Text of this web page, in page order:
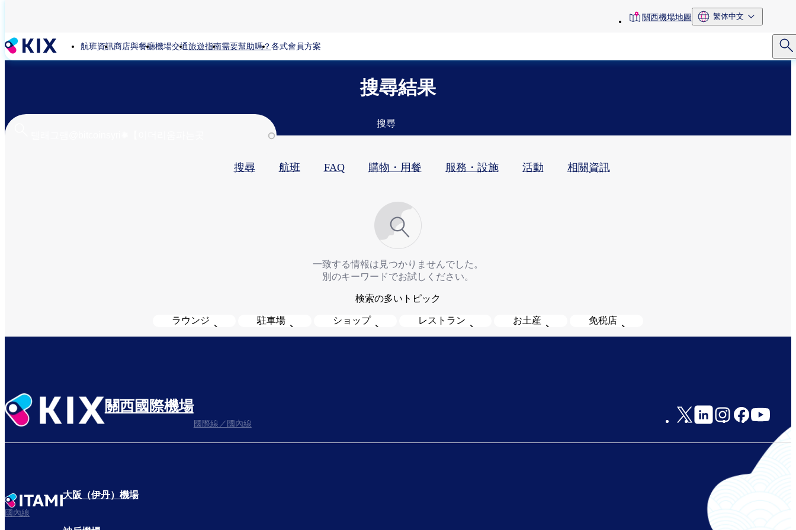
主
內
容
toolbar關西機場地圖 繁体中文
航班資訊商店與餐廳機場交通旅遊指南需要幫助嗎？ 各式會員方案
搜尋結果
搜尋
搜尋 航班 FAQ 購物・用餐​ 服務・設施​ 活動​ 相關資訊
一致する情報は見つかりませんでした。
別のキーワードでお試しください。
検索の多いトピック
ラウンジ 駐車場 ショップ レストラン お土産 免税店
關西國際機場
國際線／國內線
大阪（伊丹）機場
國內線
Social